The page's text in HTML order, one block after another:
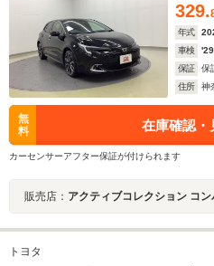
329.
年式
車検
保証
保
住所
神
無
料
在庫確認・
カーセンサーアフター保証が付けられます
販売店： アクティブコレクション コン
トヨタ